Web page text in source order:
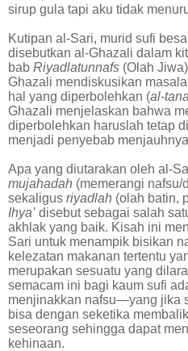
sirup gula tapi aku tidak
Kutipan al-Sari, murid sufi
disebutkan al-Ghazali dalam
bab Riyadlatunnafs (Olah
Ghazali mendiskusikan
hal yang diperbolehkan (al-
Ghazali menjelaskan bahwa
diperbolehkan haruslah tetap
menjadi penyebab
Apa yang diutarakan oleh al-
mujahadah (memerangi nafsu/
sekaligus riyadlah (olah batin,
Ihya’ disebut sebagai salah
akhlak yang baik. Kisah ini
Sari untuk menampik bisikan
kelezatan makanan tertentu
merupakan sesuatu yang
semacam ini bagi kaum sufi
menjinakkan nafsu—yang jika
bisa dengan seketika
seseorang sehingga dapat
kehinaan.